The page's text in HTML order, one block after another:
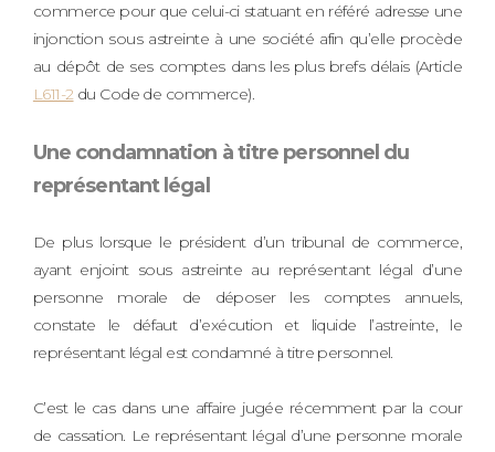
commerce pour que celui-ci statuant en référé adresse une
injonction sous astreinte à une société afin qu’elle procède
au dépôt de ses comptes dans les plus brefs délais (Article
L611-2du Code de commerce).
Une condamnation à titre personnel du
représentant légal
De plus lorsque le président d’un tribunal de commerce,
ayant enjoint sous astreinte au représentant légal d’une
personne morale de déposer les comptes annuels,
constate le défaut d’exécution et liquide l’astreinte, le
représentant légal est condamné à titre personnel.
C’est le cas dans une affaire jugée récemment par la cour
de cassation. Le représentant légal d’une personne morale